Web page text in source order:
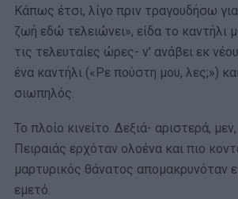
Κάπως έτσι, λίγο πριν τραγουδήσω
ζωή εδώ τελειώνει», είδα το καντήλι
τις τελευταίες ώρες- ν’ ανάβει εκ
ένα καντήλι («Ρε πούστη μου, λες;»)
σιωπηλός.
Το πλοίο κινείτο. Δεξιά- αριστερά,
Πειραιάς ερχόταν ολοένα και πιο
μαρτυρικός θάνατος απομακρυνόταν
εμετό.